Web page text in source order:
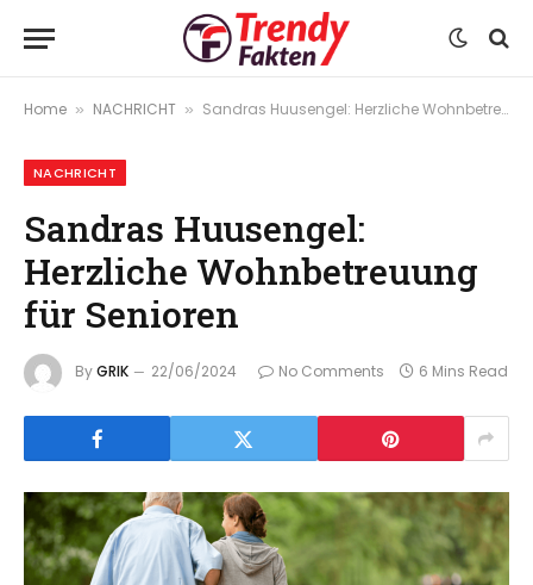
Home » NACHRICHT » Sandras Huusengel: Herzliche Wohnbetreuung für Senioren
NACHRICHT
Sandras Huusengel:
Herzliche Wohnbetreuung
für Senioren
ByGRIK 22/06/2024 No Comments 6 Mins Read